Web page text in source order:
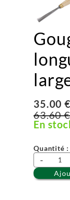
35.00 €
63.60 €
En
Quantité :
-